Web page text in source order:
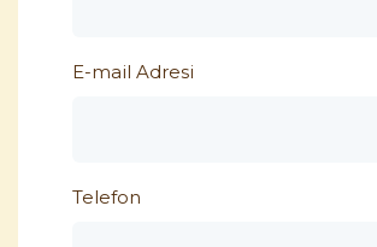
E-mail Adresi
Telefon